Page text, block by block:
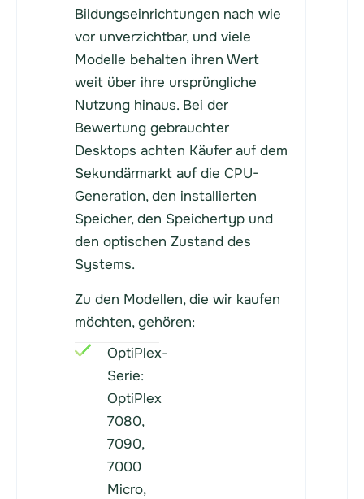
Bildungseinrichtungen nach wie
vor unverzichtbar, und viele
Modelle behalten ihren Wert
weit über ihre ursprüngliche
Nutzung hinaus. Bei der
Bewertung gebrauchter
Desktops achten Käufer auf dem
Sekundärmarkt auf die CPU-
Generation, den installierten
Speicher, den Speichertyp und
den optischen Zustand des
Systems.
Zu den Modellen, die wir kaufen
möchten, gehören:
OptiPlex-
Serie:
OptiPlex
7080,
7090,
7000
Micro,